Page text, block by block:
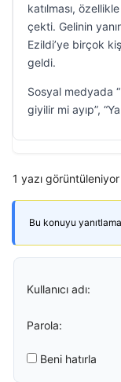
katılması,
çekti. Gelinin
Ezildi’ye birçok
geldi.
Sosyal medyada
giyilir mi ayıp”,
1 yazı
Bu konuyu
Kullanıcı adı:
Parola:
Beni hatırla